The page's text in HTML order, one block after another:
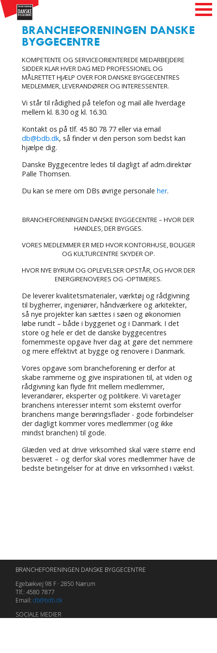
BRANCHEFORENINGEN DANSKE
BYGGECENTRE
KOMPETENTE OG SERVICEORIENTEREDE MEDARBEJDERE
SIDDER KLAR HVER DAG MED PROFESSIONEL OG
MÅLRETTET HJÆLP OVER FOR DANSKE BYGGECENTRES
MEDLEMMER, LEVERANDØRER OG INTERESSENTER.
Vi står til rådighed på telefon og mail alle hverdage
mellem kl. 8.30 og kl. 16.30.
Kontakt os på tlf. 45 80 78 77 eller via email
db@bdb.dk, så finder vi den person som bedst kan
hjælpe dig.
Danske Byggecentre ledes til dagligt af adm.direktør
Palle Thomsen.
Du kan se mere om DBs øvrige personale her.
BRANCHEFORENINGEN DANSKE BYGGECENTRE – HVOR DER
HANDLES, DER BYGGES.
VORES MEDLEMMER ER MED HVOR KONTORHUSE, BOLIGER
OG KULTURCENTRE SKYDER OP.
HVOR NYE BYRUM OG OPLEVELSER OPSTÅR, OG HVOR DER
ENERGIRENOVERES OG -OPTIMERES.
De leverer kvalitetsmaterialer, værktøj og rådgivning
til bygherrer, ingeniører, håndværkere og arkitekter,
så nye projekter kan sættes i søen og økonomien
løbe rundt – både i byggeriet og i Danmark. I det
store og hele er det de danske byggecentres
fornemmeste opgave hver dag at gøre det nemmere
og mere effektivt at bygge og renovere i Danmark.
Vores opgave som brancheforening er derfor at
skabe rammerne og give inspirationen til, at viden og
rådgivning kan flyde frit mellem medlemmer,
leverandører, eksperter og politikere. Vi varetager
branchens interesser internt som eksternt overfor
branchens mange berøringsflader - gode forbindelser
der dagligt kommer vores medlemmer (og ikke
mindst branchen) til gode.
Glæden ved at drive virksomhed skal være større end
besværet – og derfor skal vores medlemmer have de
bedste betingelser for at drive en virksomhed i vækst.
BRANCHEFORENINGEN DANSKE BYGGECENTRE
Egebækvej 98 F · 2850 Nærum
Tlf.: 4580 7877
Email:db@bdb.dk
SOCIALE MEDIER